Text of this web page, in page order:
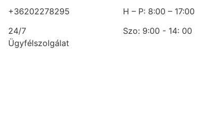
+36202278295
24/7
Ügyfélszolgálat
H – P: 8:00 – 17:00
Szo: 9:00 - 14: 00